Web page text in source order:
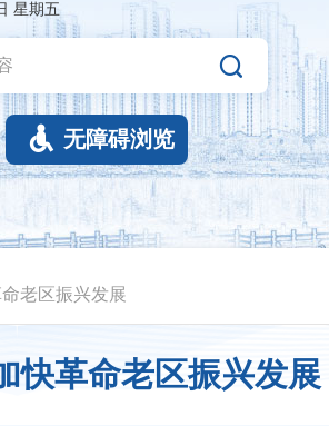
星期五

 无障碍浏览
老区振兴发展
快革命老区振兴发展